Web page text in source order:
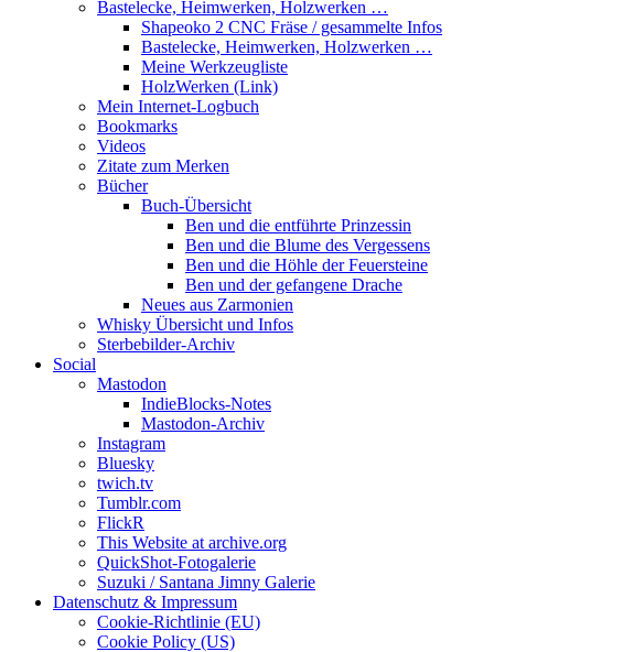
Bastelecke, Heimwerken, Holzwerken …
Shapeoko 2 CNC Fräse / gesammelte Infos
Bastelecke, Heimwerken, Holzwerken …
Meine Werkzeugliste
HolzWerken (Link)
Mein Internet-Logbuch
Bookmarks
Videos
Zitate zum Merken
Bücher
Buch-Übersicht
Ben und die entführte Prinzessin
Ben und die Blume des Vergessens
Ben und die Höhle der Feuersteine
Ben und der gefangene Drache
Neues aus Zarmonien
Whisky Übersicht und Infos
Sterbebilder-Archiv
Social
Mastodon
IndieBlocks-Notes
Mastodon-Archiv
Instagram
Bluesky
twich.tv
Tumblr.com
FlickR
This Website at archive.org
QuickShot-Fotogalerie
Suzuki / Santana Jimny Galerie
Datenschutz & Impressum
Cookie-Richtlinie (EU)
Cookie Policy (US)